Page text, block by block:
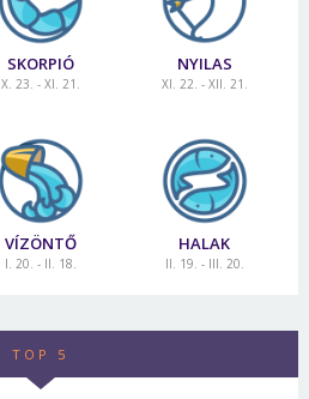
SKORPIÓ
X. 23. - XI. 21.
NYILAS
XI. 22. - XII. 21.
VÍZÖNTŐ
I. 20. - II. 18.
HALAK
II. 19. - III. 20.
TOP 5